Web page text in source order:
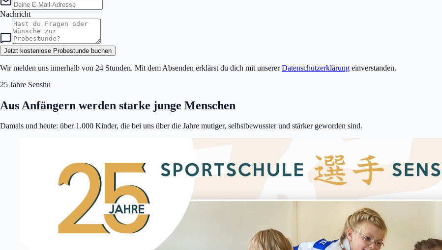
Nachricht
Jetzt kostenlose Probestunde buchen
Wir melden uns innerhalb von 24 Stunden. Mit dem Absenden erklärst du dich mit unsererDatenschutzerklärung einverstanden.
25 Jahre Senshu
Aus Anfängern werden starke junge Menschen
Damals und heute: über 1.000 Kinder, die bei uns über die Jahre mutiger, selbstbewusster und stärker geworden sind.